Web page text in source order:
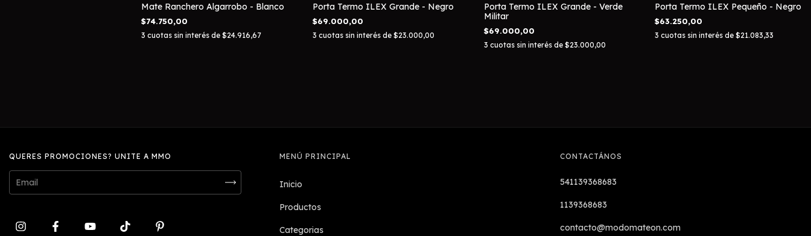
Mate Ranchero Algarrobo - Blanco
$74.750,00
3 cuotas sin interés de $24.916,67
Porta Termo ILEX Grande - Negro
$69.000,00
3 cuotas sin interés de $23.000,00
Porta Termo ILEX Grande - Verde
Militar
$69.000,00
3 cuotas sin interés de $23.000,00
Porta Termo ILEX Pequeño - Negro
$63.250,00
3 cuotas sin interés de$21.083,33
QUERES PROMOCIONES? UNITE A MMO MENÚ PRINCIPAL
Inicio
Productos
Categorias
CONTACTÁNOS
541139368683
1139368683
contacto@modomateon.com